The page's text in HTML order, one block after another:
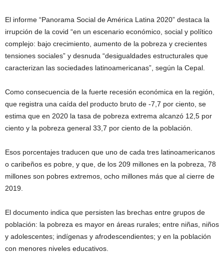
El informe “Panorama Social de América Latina 2020” destaca la
irrupción de la covid “en un escenario económico, social y político
complejo: bajo crecimiento, aumento de la pobreza y crecientes
tensiones sociales” y desnuda “desigualdades estructurales que
caracterizan las sociedades latinoamericanas”, según la Cepal.
Como consecuencia de la fuerte recesión económica en la región,
que registra una caída del producto bruto de -7,7 por ciento, se
estima que en 2020 la tasa de pobreza extrema alcanzó 12,5 por
ciento y la pobreza general 33,7 por ciento de la población.
Esos porcentajes traducen que uno de cada tres latinoamericanos
o caribeños es pobre, y que, de los 209 millones en la pobreza, 78
millones son pobres extremos, ocho millones más que al cierre de
2019.
El documento indica que persisten las brechas entre grupos de
población: la pobreza es mayor en áreas rurales; entre niñas, niños
y adolescentes; indígenas y afrodescendientes; y en la población
con menores niveles educativos.